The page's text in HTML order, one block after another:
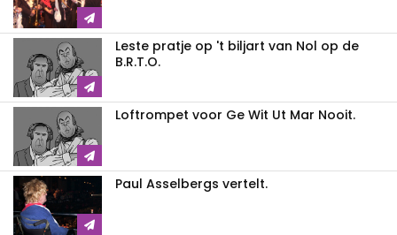
Leste pratje op 't biljart van Nol op de
B.R.T.O.
Loftrompet voor Ge Wit Ut Mar Nooit.
Paul Asselbergs vertelt.